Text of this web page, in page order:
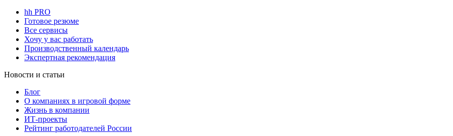
hh PRO
Готовое резюме
Все сервисы
Хочу у вас работать
Производственный календарь
Экспертная рекомендация
Новости и статьи
Блог
О компаниях в игровой форме
Жизнь в компании
ИТ-проекты
Рейтинг работодателей России